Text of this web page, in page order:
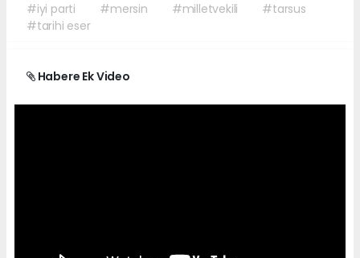
#iyi parti #mersin #milletvekili
#tarsus
#tarihi eser
Habere Ek Video